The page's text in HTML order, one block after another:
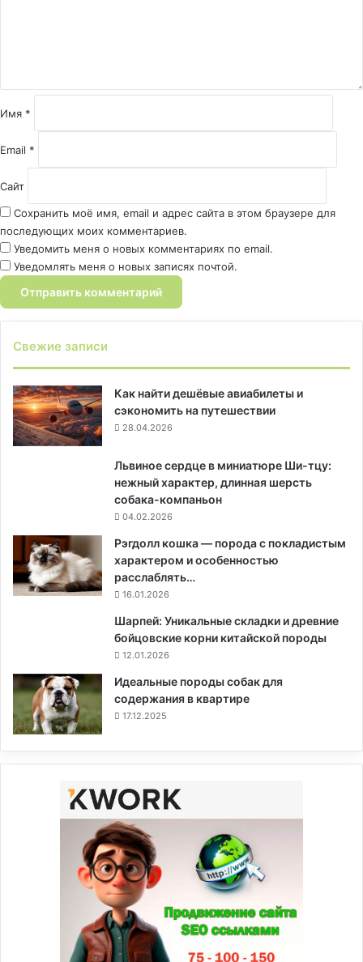
и
й
Имя *
Email *
Сайт
Сохранить моё имя, email и адрес сайта в этом браузере для
последующих моих комментариев.
Уведомить меня о новых комментариях по email.
Уведомлять меня о новых записях почтой.
Свежие записи
Как найти дешёвые авиабилеты и
сэкономить на путешествии
28.04.2026
Львиное сердце в миниатюре Ши-тцу:
нежный характер, длинная шерсть
собака-компаньон
04.02.2026
Рэгдолл кошка — порода с покладистым
характером и особенностью
расслаблять…
16.01.2026
Шарпей: Уникальные складки и древние
бойцовские корни китайской породы
12.01.2026
Идеальные породы собак для
содержания в квартире
17.12.2025